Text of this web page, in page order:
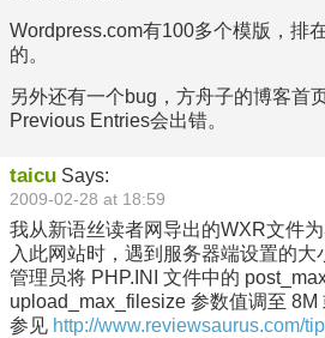
Wordpress.com有100多个模版，排
的。
另外还有一个bug，方舟子的博客首
Previous Entries会出错。
taicu Says:
2009-02-28 at 18:59
我从新语丝读者网导出的WXR文件
入此网站时，遇到服务器端设置的
管理员将 PHP.INI 文件中的
upload_max_filesize 参数值调至
参见 http://www.reviewsaurus.com/